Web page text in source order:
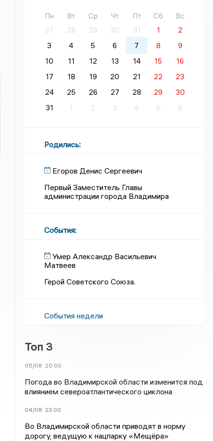
Пн Вт Ср Чт Пт Сб
Вс
27
28 29 30 31 1
2
3
4 5 6 7 8
9
10
11 12 13 14 15
16
17
18 19 20 21 22
23
24
25 26 27 28 29
30
31
1 2 3 4 5 6
Родились:
Егоров Денис Сергеевич
Первый Заместитель Главы
администрации города Владимира
События:
Умер Александр Васильевич
Матвеев
Герой Советского Союза.
События недели
Топ 3
05/08 20:00
Погода во Владимирской области изменится под
влиянием североатлантического циклона
04/08 23:00
Во Владимирской области приводят в норму
дорогу, ведущую к нацпарку «Мещёра»